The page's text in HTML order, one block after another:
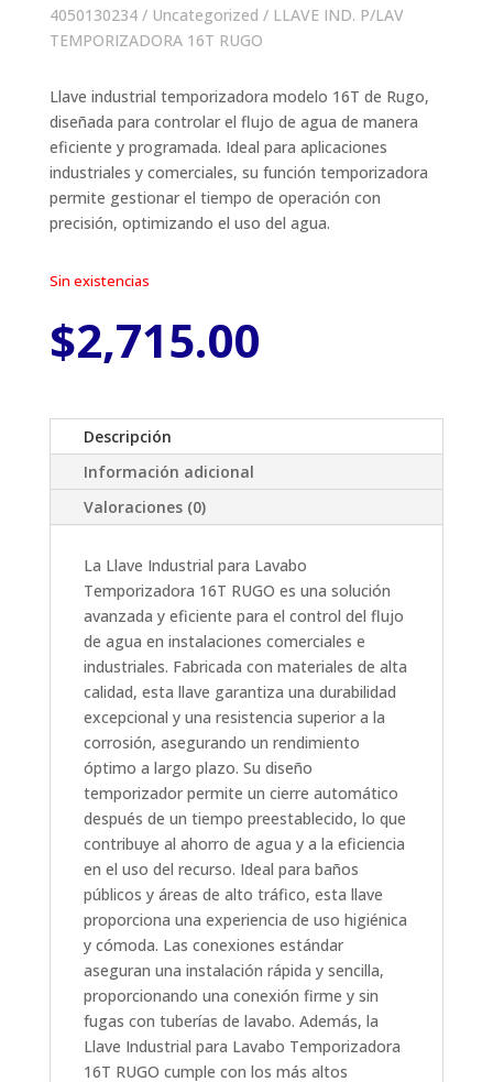
4050130234/ Uncategorized / LLAVE IND. P/LAV
TEMPORIZADORA 16T RUGO
Llave industrial temporizadora modelo 16T de Rugo,
diseñada para controlar el flujo de agua de manera
eficiente y programada. Ideal para aplicaciones
industriales y comerciales, su función temporizadora
permite gestionar el tiempo de operación con
precisión, optimizando el uso del agua.
Sin existencias
$2,715.00
Descripción
Información adicional
Valoraciones (0)
La Llave Industrial para Lavabo
Temporizadora 16T RUGO es una solución
avanzada y eficiente para el control del flujo
de agua en instalaciones comerciales e
industriales. Fabricada con materiales de alta
calidad, esta llave garantiza una durabilidad
excepcional y una resistencia superior a la
corrosión, asegurando un rendimiento
óptimo a largo plazo. Su diseño
temporizador permite un cierre automático
después de un tiempo preestablecido, lo que
contribuye al ahorro de agua y a la eficiencia
en el uso del recurso. Ideal para baños
públicos y áreas de alto tráfico, esta llave
proporciona una experiencia de uso higiénica
y cómoda. Las conexiones estándar
aseguran una instalación rápida y sencilla,
proporcionando una conexión firme y sin
fugas con tuberías de lavabo. Además, la
Llave Industrial para Lavabo Temporizadora
16T RUGO cumple con los más altos